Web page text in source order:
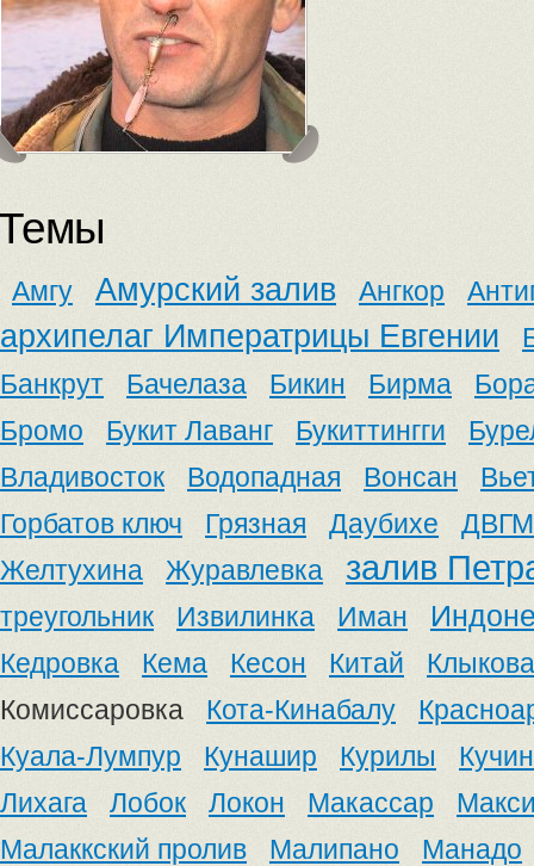
Амгу Амурский залив Ангкор
архипелаг Императрицы Евгении
Банкрут
Бачелаза Бикин Бирма
Бромо
Букит Лаванг Букиттингги
Владивосток
Водопадная Вонсан
Горбатов ключ
Грязная Даубихе
Желтухина
Журавлевка залив
треугольник Извилинка Иман
Кедровка Кема Кесон Китай
Клыкова
Комиссаровка
Кота-Кинабалу
Куала-Лумпур
Кунашир Курилы
Лихага
Лобок Локон Макассар
Малаккский пролив
Малипано
Манадо